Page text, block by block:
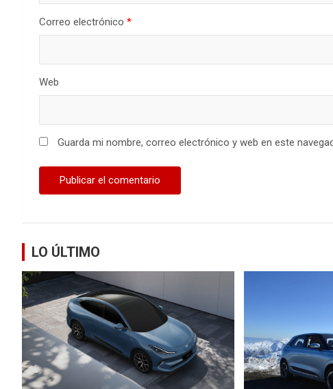
Correo electrónico *
Web
Guarda mi nombre, correo electrónico y web en este
LO ÚLTIMO